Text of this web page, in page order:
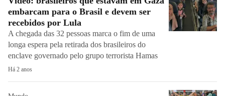
embarcam para o Brasil e devem ser
recebidos por Lula
A chegada das 32 pessoas marca o fim de uma
longa espera pela retirada dos brasileiros do
enclave governado pelo grupo terrorista Hamas
Há 2 anos